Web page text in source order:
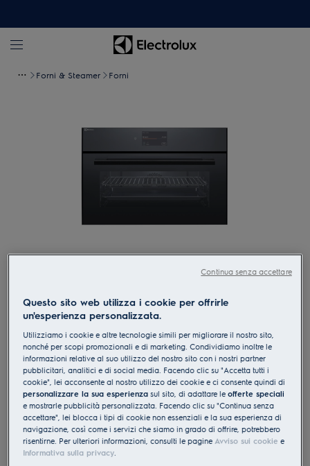
Forni & Steamer Forni
Forno da incasso Compact SMS
nero effetto specchio
4.8 (4)
Questo sito web utilizza i cookie per offrirle
un'esperienza personalizzata.
Utilizziamo i cookie e altre tecnologie simili per migliorare il nostro sito,
nonché per scopi promozionali e di marketing. Condividiamo inoltre le
informazioni relative al suo utilizzo del nostro sito con i nostri partner
pubblicitari, analitici e di social media. Facendo clic su "Accetta tutti i
cookie", lei acconsente al nostro utilizzo dei cookie e ci consente quindi di
personalizzare la sua esperienza sul sito, di adattare leofferte speciali
e mostrarle pubblicità personalizzata. Facendo clic su "Continua senza
accettare", lei blocca i tipi di cookie non essenziali e la sua esperienza di
navigazione, così come i servizi che siamo in grado di offrire, potrebbero
risentirne. Per ulteriori informazioni, consulti le pagineAvviso sui cookie e
Informativa sulla privacy.
Continua senza accettare